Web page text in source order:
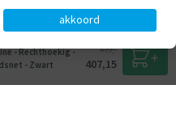
- Rechthoekig -
- Zwart
479,-
407,15
akkoord